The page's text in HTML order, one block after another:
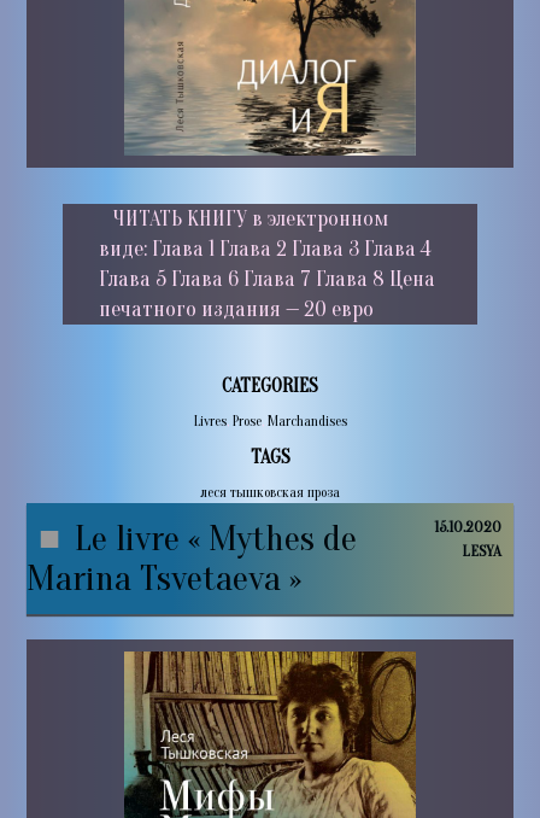
ЧИТАТЬ КНИГУ в электронном
виде: Глава 1 Глава 2 Глава 3 Глава 4
Глава 5 Глава 6 Глава 7 Глава 8 Цена
печатного издания — 20 евро
CATEGORIES
Livres, Prose, Marchandises
TAGS
леся тышковская проза
Le livre « Mythes de
Marina Tsvetaeva »
15.10.2020
LESYA